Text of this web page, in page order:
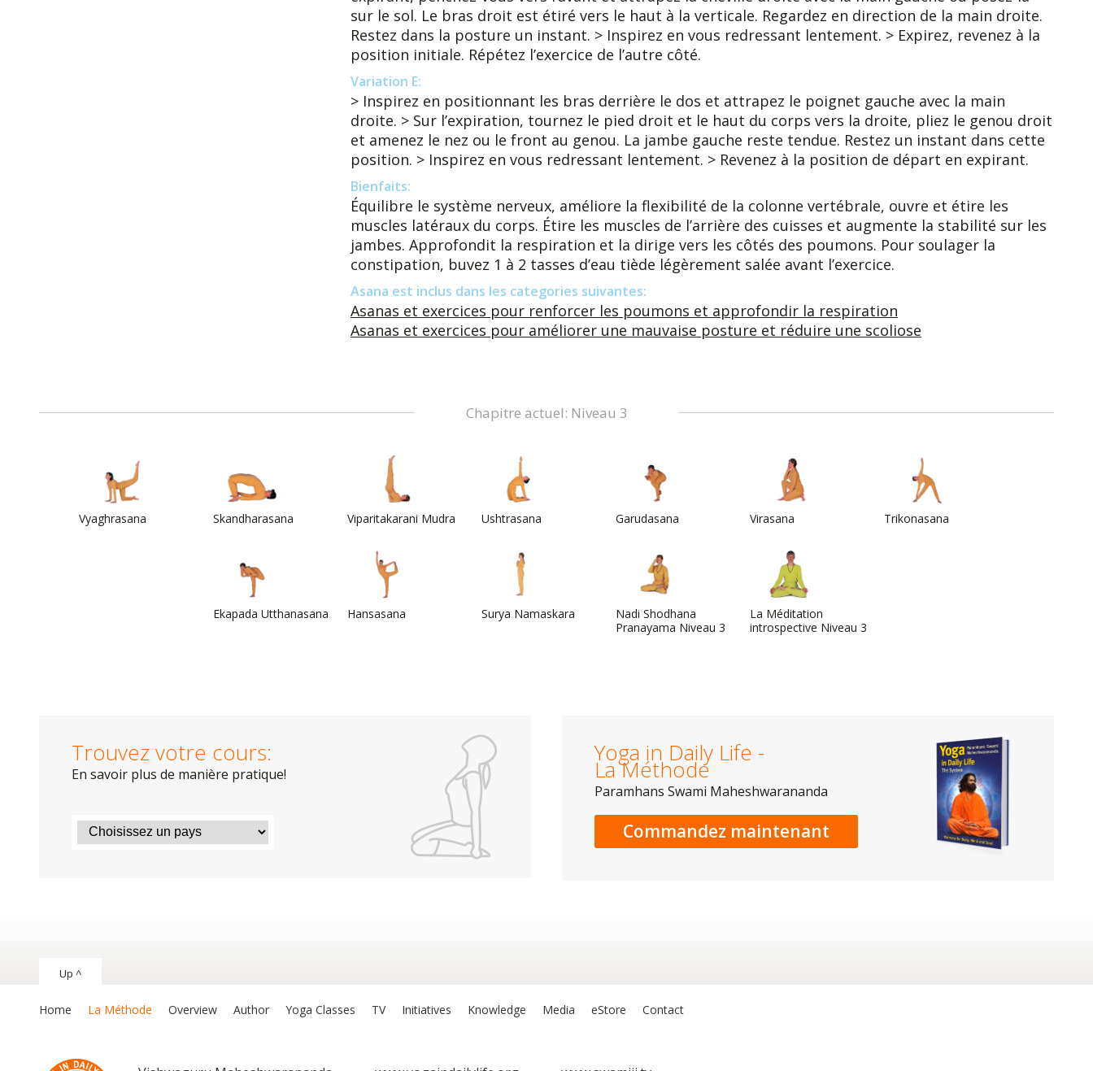
sur le sol. Le bras droit est étiré vers le haut à la verticale. Regardez en direction de la main droite.
Restez dans la posture un instant. > Inspirez en vous redressant lentement. > Expirez, revenez à la
position initiale. Répétez l’exercice de l’autre côté.
Variation E:
> Inspirez en positionnant les bras derrière le dos et attrapez le poignet gauche avec la main
droite. > Sur l’expiration, tournez le pied droit et le haut du corps vers la droite, pliez le genou droit
et amenez le nez ou le front au genou. La jambe gauche reste tendue. Restez un instant dans cette
position. > Inspirez en vous redressant lentement. > Revenez à la position de départ en expirant.
Bienfaits:
Équilibre le système nerveux, améliore la flexibilité de la colonne vertébrale, ouvre et étire les
muscles latéraux du corps. Étire les muscles de l’arrière des cuisses et augmente la stabilité sur les
jambes. Approfondit la respiration et la dirige vers les côtés des poumons. Pour soulager la
constipation, buvez 1 à 2 tasses d’eau tiède légèrement salée avant l’exercice.
Asana est inclus dans les categories suivantes:
Asanas et exercices pour renforcer les poumons et approfondir la respiration
Asanas et exercices pour améliorer une mauvaise posture et réduire une scoliose
Chapitre actuel: Niveau 3
Vyaghrasana Skandharasana Viparitakarani Mudra Ushtrasana Garudasana Virasana Trikonasana
Ekapada Utthanasana Hansasana Surya Namaskara
Nadi Shodhana
Pranayama Niveau 3
La Méditation
introspective Niveau 3
Trouvez votre cours:
En savoir plus de manière pratique!
Yoga in Daily Life -
La Méthode
Paramhans Swami Maheshwarananda
Commandez maintenant
Up ^
Home La Méthode Overview Author Yoga Classes TV Initiatives Knowledge Media eStore Contact